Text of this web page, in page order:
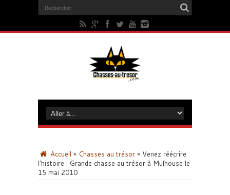
Accueil » Chasses au trésor » Venez réécrire
l’histoire : Grande chasse au trésor à Mulhouse le
15 mai 2010